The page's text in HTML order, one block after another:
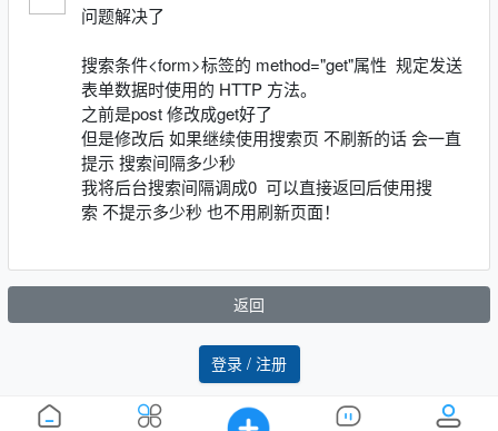
登录 / 注册
问题解决了
搜索条件<form>标签的 method="get"属性 规定发送
表单数据时使用的 HTTP 方法。
之前是post 修改成get好了
但是修改后 如果继续使用搜索页 不刷新的话 会一直
提示 搜索间隔多少秒
我将后台搜索间隔调成0 可以直接返回后使用搜
索 不提示多少秒 也不用刷新页面！
返回